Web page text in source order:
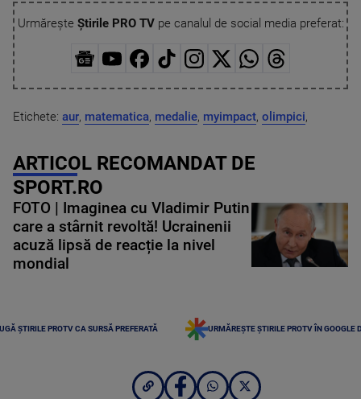
Urmărește Știrile PRO TVpe canalul de social media preferat:
Etichete: aur, matematica, medalie, myimpact, olimpici,
ARTICOL RECOMANDAT DE
SPORT.RO
FOTO | Imaginea cu Vladimir Putin
care a stârnit revoltă! Ucrainenii
acuză lipsă de reacție la nivel
mondial
ȘTIRILE PROTV CA SURSĂ PREFERATĂ URMĂREȘTE ȘTIRILE PROTV ÎN GOOGLE